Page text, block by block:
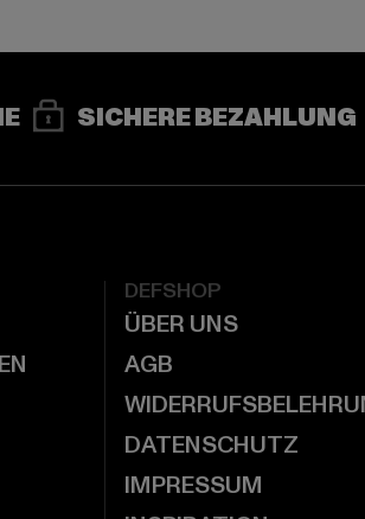
SICHERE BEZAHLUNG
DEFSHOP
ÜBER UNS
AGB
DATENSCHUTZ
IMPRESSUM